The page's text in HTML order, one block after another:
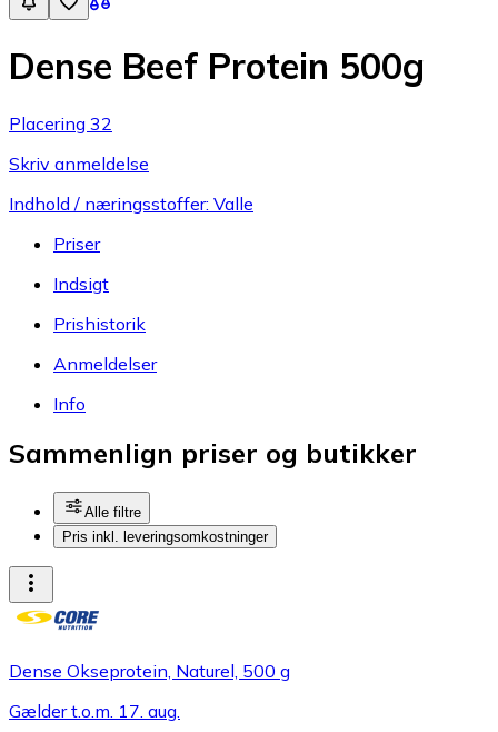
Dense Beef Protein 500g
Placering 32
Skriv anmeldelse
Indhold / næringsstoffer: Valle
Priser
Indsigt
Prishistorik
Anmeldelser
Info
Sammenlign priser og butikker
Alle filtre
Pris inkl. leveringsomkostninger
Dense Okseprotein, Naturel, 500 g
Gælder t.o.m. 17. aug.